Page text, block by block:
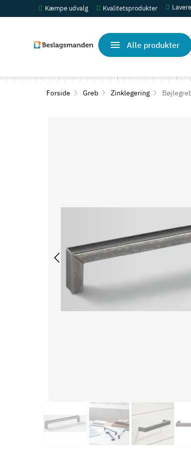
Kæmpe udvalg Kvalitetsprodukter
Alle produkter
Forside Greb Zinklegering